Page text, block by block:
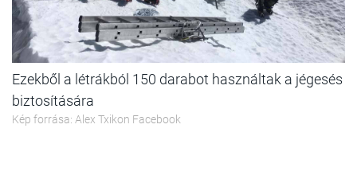
Ezekből a létrákból 150 darabot használtak a jégesés
biztosítására
Kép forrása: Alex Txikon Facebook